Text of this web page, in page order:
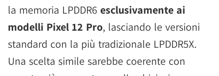
la memoria LPDDR6 esclusivamente ai
modelli Pixel 12 Pro, lasciando le versioni
standard con la più tradizionale LPDDR5X.
Una scelta simile sarebbe coerente con